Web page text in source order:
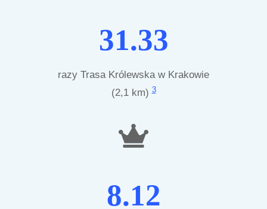
31.33
razy Trasa Królewska w Krakowie
(2,1 km)3
8.12